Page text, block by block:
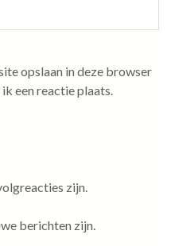
opslaan in deze browser
een reactie plaats.
zijn.
berichten zijn.